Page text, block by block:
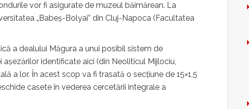
vor fi asigurate de muzeul băimărean. La
„Babeș-Bolyai” din Cluj-Napoca (Facultatea
a dealului Măgura a unui posibil sistem de
identificate aici (din Neoliticul Mijlociu,
a lor. În acest scop va fi trasată o secțiune de 15×1,5
casete în vederea cercetării integrale a